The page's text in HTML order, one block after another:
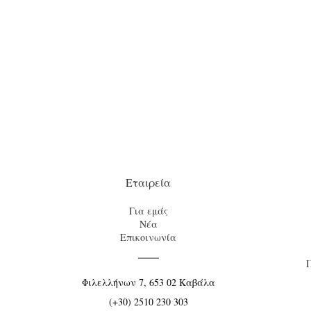
Εταιρεία
Για εμάς
Νέα
Επικοινωνία
Φιλελλήνων 7, 653 02 Καβάλα
(+30) 2510 230 303